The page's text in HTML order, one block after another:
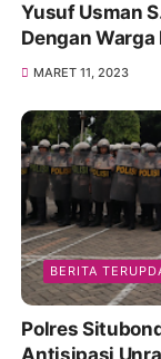
Yusuf Usman
Dengan Warga
MARET 11, 2023
BERITA
Polres